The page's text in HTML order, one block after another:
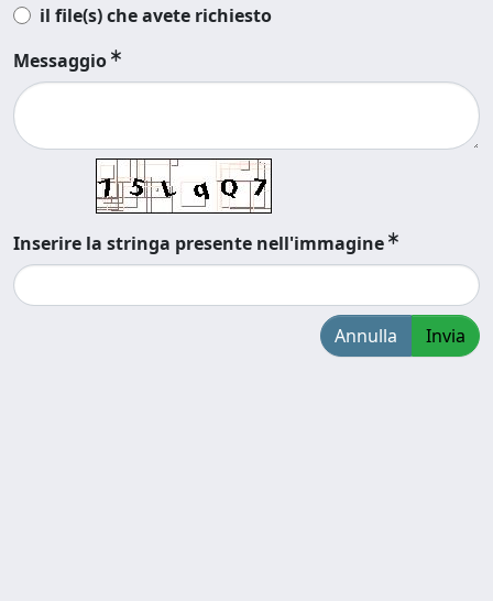
il file(s) che avete richiesto
Messaggio
Inserire la stringa presente nell'immagine
Annulla Invia